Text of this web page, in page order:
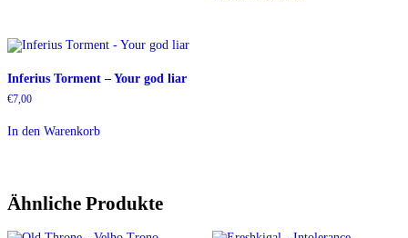
Inferius Torment – Your god liar
€7,00
In den Warenkorb
Ähnliche Produkte